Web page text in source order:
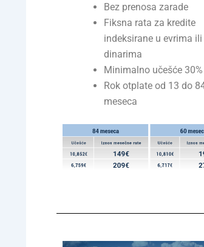
Bez prenosa zarade
Fiksna rata za kredite
indeksirane u evrima ili
dinarima
Minimalno učešće 30%
Rok otplate od 13 do
meseca